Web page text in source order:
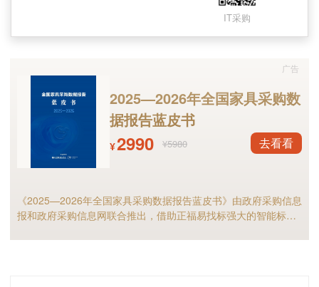
开标：2021年12月28日 09:30（汝阳县公共资
源交易中心开标一室）
联系方式：周女士0379-60163578
项目名称：兰西县城镇路灯维修维护工程项目
采购预算：1288.18万元
月10日（哈尔滨市南岗区闽江路75号华鸿国际3
IT采购
2025—2026年全国家具采购数
据报告蓝皮书
¥2990 ¥5980 去看看
《2025—2026年全国家具采购数据报告蓝皮书》由政府采购信息
报和政府采购信息网联合推出，借助正福易找标强大的智能标讯
广告